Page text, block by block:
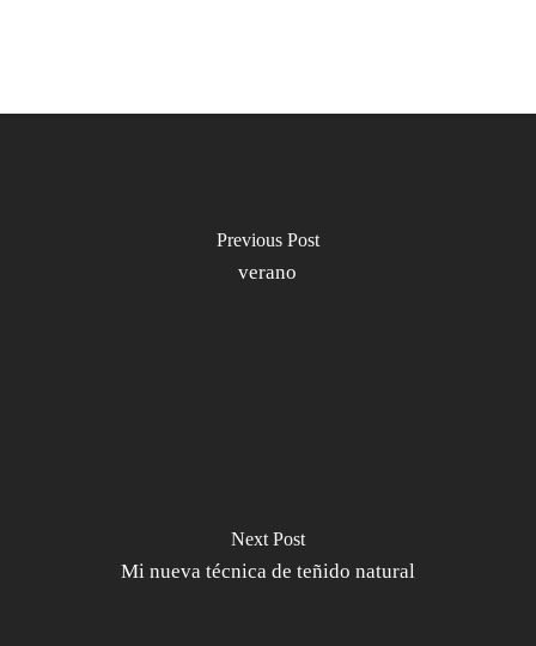
Previous Post
verano
Next Post
Mi nueva técnica de teñido natural